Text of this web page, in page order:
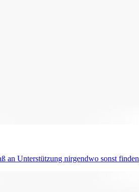
an Unterstützung nirgendwo sonst finden